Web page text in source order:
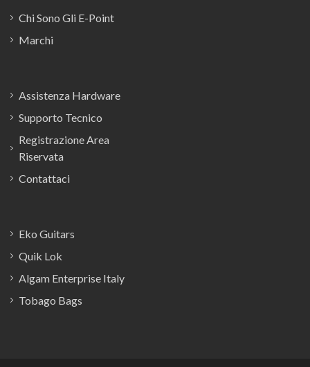
Chi Sono Gli E-Point
Marchi
Assistenza Hardware
Supporto Tecnico
Registrazione Area
Riservata
Contattaci
Eko Guitars
Quik Lok
Algam Enterprise Italy
Tobago Bags